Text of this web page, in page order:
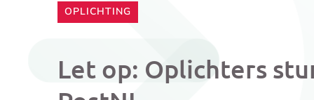
CATEGORIE:
OPLICHTING
Let op: Oplichters